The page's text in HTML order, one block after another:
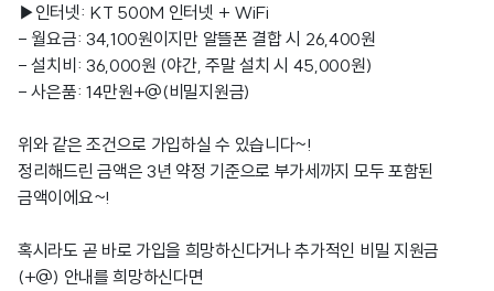
▶인터넷: KT 500M 인터넷 + WiFi
- 월요금: 34,100원이지만 알뜰폰 결합 시 26,400원
- 설치비: 36,000원 (야간, 주말 설치 시 45,000원)
- 사은품: 14만원+@(비밀지원금)
위와 같은 조건으로 가입하실 수 있습니다~!
정리해드린 금액은 3년 약정 기준으로 부가세까지 모두 포함된
금액이에요~!
혹시라도 곧 바로 가입을 희망하신다거나 추가적인 비밀 지원금
(+@) 안내를 희망하신다면